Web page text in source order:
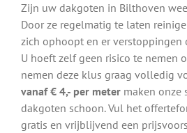
Zijn uw dakgoten in Bilthoven
Door ze regelmatig te laten
zich ophoopt en er verstoppingen
U hoeft zelf geen risico te nemen
nemen deze klus graag volledig
vanaf € 4,- per metermaken onze
dakgoten schoon. Vul het
gratis en vrijblijvend een